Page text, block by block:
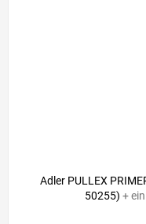
Adler PULLEX
50255) +